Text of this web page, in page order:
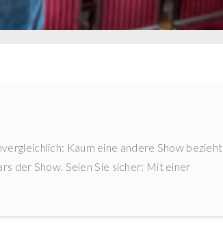
Kaum eine andere Show bezieht
der Show. Seien Sie sicher: Mit einer